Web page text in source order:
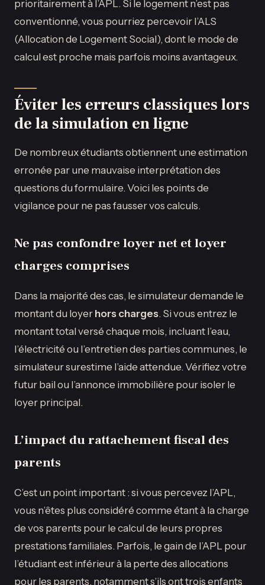
prioritairement à l’APL. Si le logement n’est pas
conventionné, vous pourriez percevoir l’ALS
(Allocation de Logement Social), dont le mode de
calcul est proche mais parfois moins avantageux.
Éviter les erreurs classiques lors
de la simulation en ligne
De nombreux étudiants obtiennent une estimation
erronée par une mauvaise interprétation des
questions du formulaire. Voici les points de
vigilance pour ne pas fausser vos calculs.
Ne pas confondre loyer net et loyer
charges comprises
Dans la majorité des cas, le simulateur demande le
montant du loyerhors charges. Si vous entrez le
montant total versé chaque mois, incluant l’eau,
l’électricité ou l’entretien des parties communes, le
simulateur surestime l’aide attendue. Vérifiez votre
futur bail ou l’annonce immobilière pour isoler le
loyer principal.
L’impact du rattachement fiscal des
parents
C’est un point important : si vous percevez l’APL,
vous n’êtes plus considéré comme étant à la charge
de vos parents pour le calcul de leurs propres
prestations familiales. Parfois, le gain de l’APL pour
l’étudiant est inférieur à la perte des allocations
pour les parents, notamment s’ils ont trois enfants